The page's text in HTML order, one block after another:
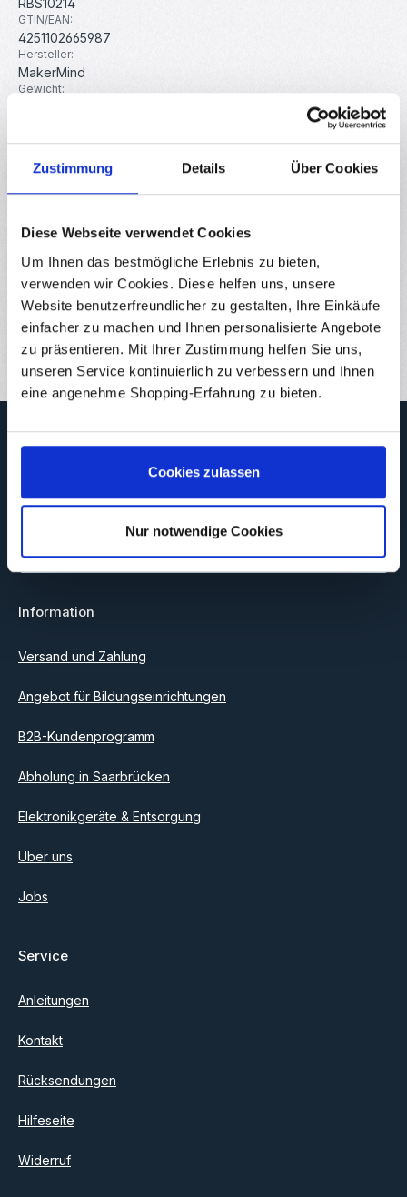
Zustimmung Details Über Cookies
Diese Webseite verwendet Cookies
Um Ihnen das bestmögliche Erlebnis zu bieten,
verwenden wir Cookies. Diese helfen uns, unsere
Website benutzerfreundlicher zu gestalten, Ihre Einkäufe
einfacher zu machen und Ihnen personalisierte Angebote
zu präsentieren. Mit Ihrer Zustimmung helfen Sie uns,
unseren Service kontinuierlich zu verbessern und Ihnen
eine angenehme Shopping-Erfahrung zu bieten.
Cookies zulassen
Nur notwendige Cookies
RBS10214
GTIN/EAN:
4251102665987
Hersteller:
MakerMind
Gewicht:
Beschreibung
Nylon PU Handschuhe antistatisch Mit den PU beschichteten
gearbeite…Mehr
Eigenschaften
Downloads
Bewertungen
Newsletter, um rechtzeitig über neue Produkte und Angebote
informiert zu werden.
Ich habe dieDatenschutzbestimmungen
einverstanden.
Information
Versand und Zahlung
Angebot für Bildungseinrichtungen
B2B-Kundenprogramm
Abholung in Saarbrücken
Elektronikgeräte & Entsorgung
Über uns
Jobs
Service
Anleitungen
Kontakt
Rücksendungen
Hilfeseite
Widerruf